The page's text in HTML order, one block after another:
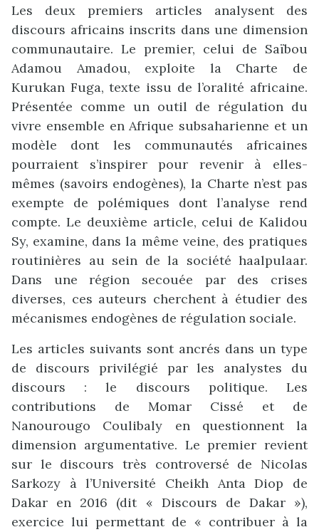
Les deux premiers articles analysent des
discours africains inscrits dans une dimension
communautaire. Le premier, celui de Saïbou
Adamou Amadou, exploite la Charte de
Kurukan Fuga, texte issu de l’oralité africaine.
Présentée comme un outil de régulation du
vivre ensemble en Afrique subsaharienne et un
modèle dont les communautés africaines
pourraient s’inspirer pour revenir à elles-
mêmes (savoirs endogènes), la Charte n’est pas
exempte de polémiques dont l’analyse rend
compte. Le deuxième article, celui de Kalidou
Sy, examine, dans la même veine, des pratiques
routinières au sein de la société haalpulaar.
Dans une région secouée par des crises
diverses, ces auteurs cherchent à étudier des
mécanismes endogènes de régulation sociale.
Les articles suivants sont ancrés dans un type
de discours privilégié par les analystes du
discours : le discours politique. Les
contributions de Momar Cissé et de
Nanourougo Coulibaly en questionnent la
dimension argumentative. Le premier revient
sur le discours très controversé de Nicolas
Sarkozy à l’Université Cheikh Anta Diop de
Dakar en 2016 (dit « Discours de Dakar »),
exercice lui permettant de « contribuer à la